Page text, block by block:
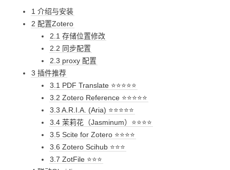
1 介绍与安装
2 配置Zotero
2.1 存储位置修改
2.2 同步配置
2.3 proxy 配置
3 插件推荐
3.1 PDF Translate ⭐⭐⭐⭐⭐
3.2 Zotero Reference ⭐⭐⭐⭐⭐
3.3 A.R.I.A. (Aria) ⭐⭐⭐⭐⭐
3.4 茉莉花（Jasminum）⭐⭐⭐⭐
3.5 Scite for Zotero ⭐⭐⭐⭐
3.6 Zotero Scihub ⭐⭐⭐
3.7 ZotFile ⭐⭐⭐